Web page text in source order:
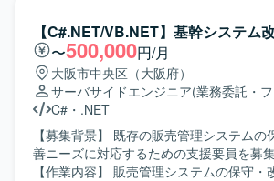
C#で実装されたWebシステムの機能追加
などを行っていただきます。 【求める人物像】 Reactの実
装難易度が高い状況のため、Reactを中心
ンド開発に強みをお持ちの方を求めてお
して前向きにキャッチアップできる方、
しても折れずに改善に取り組めるメンタ
ちの方です。若くて真面目なメンバーと
律的に手を動かしていただける方を歓迎いた
ジションの魅力】 ReactとC#を用いた
【C#.NET/VB.NET】基幹システム
〜500,000円/月
大阪市中央区（大阪府）
サーバサイドエンジニア(業務委託・
C# ・ .NET
【募集背景】 既存の販売管理システムの
善ニーズに対応するための支援要員を募
【作業内容】 販売管理システムの保守・